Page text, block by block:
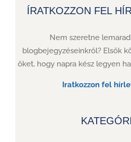
ÍRATKOZZON FEL
Nem szeretne
blogbejegyzéseinkről? Elsők
őket, hogy napra kész legyen
Iratkozzon fel